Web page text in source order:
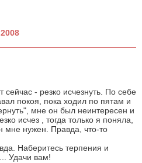
- резко исчезнуть. По себе
покоя, пока ходил по пятам и
мне он был неинтересен и
исчез , тогда только я поняла,
мне нужен. Правда, что-то
Наберитесь терпения и
Удачи вам!